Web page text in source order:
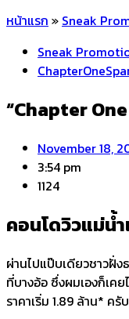
หน้าแรก » Sneak
Sneak
“Chapter
November 18,
3:54 pm
1124
คอนโดวิวแม่น้ำ
ผ่านไปแป๊บเดียวชาวฝั่ง
ที่บางอ้อ ซึ่งผมเองก็เค
ราคาเริ่ม 1.89 ล้าน* ครับ